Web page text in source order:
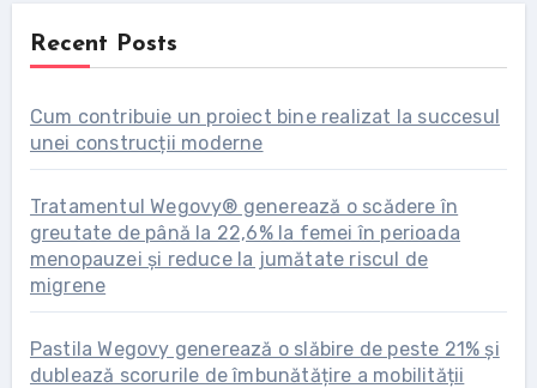
Recent Posts
Cum contribuie un proiect bine realizat la succesul
unei construcții moderne
Tratamentul Wegovy® generează o scădere în
greutate de până la 22,6% la femei în perioada
menopauzei și reduce la jumătate riscul de
migrene
Pastila Wegovy generează o slăbire de peste 21% și
dublează scorurile de îmbunătățire a mobilității